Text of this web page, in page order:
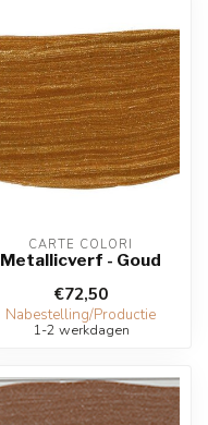
CARTE COLORI
Metallicverf - Goud
€72,50
Nabestelling/Productie
1-2 werkdagen